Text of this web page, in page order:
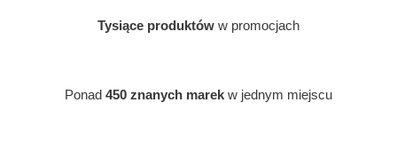
Tysiące produktów w promocjach
Ponad 450 znanych marek w jednym miejscu